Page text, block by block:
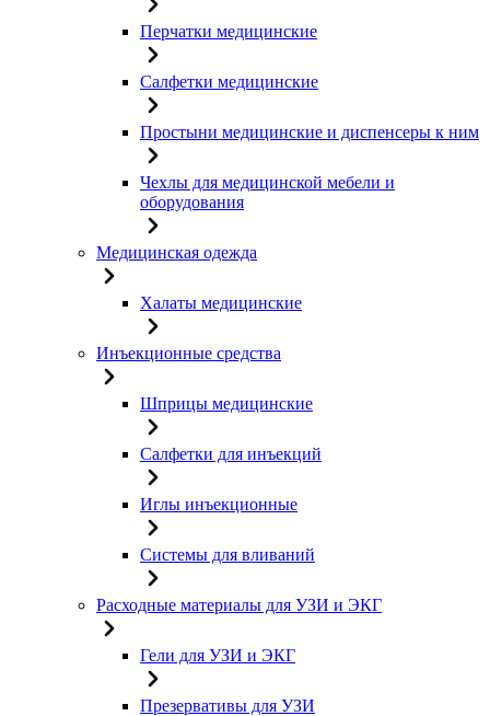
Перчатки медицинские
Салфетки медицинские
Простыни медицинские и диспенсеры к ним
Чехлы для медицинской мебели и
оборудования
Медицинская одежда
Халаты медицинские
Инъекционные средства
Шприцы медицинские
Салфетки для инъекций
Иглы инъекционные
Системы для вливаний
Расходные материалы для УЗИ и ЭКГ
Гели для УЗИ и ЭКГ
Презервативы для УЗИ